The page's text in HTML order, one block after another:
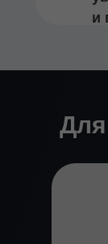
и
Для